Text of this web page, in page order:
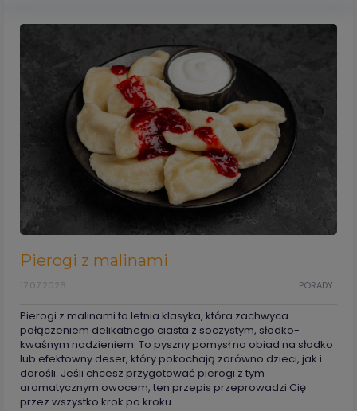
Pierogi z malinami
PORADY
17.07.2026
Pierogi z malinami to letnia klasyka, która zachwyca
połączeniem delikatnego ciasta z soczystym, słodko-
kwaśnym nadzieniem. To pyszny pomysł na obiad na słodko
lub efektowny deser, który pokochają zarówno dzieci, jak i
dorośli. Jeśli chcesz przygotować pierogi z tym
aromatycznym owocem, ten przepis przeprowadzi Cię
przez wszystko krok po kroku.